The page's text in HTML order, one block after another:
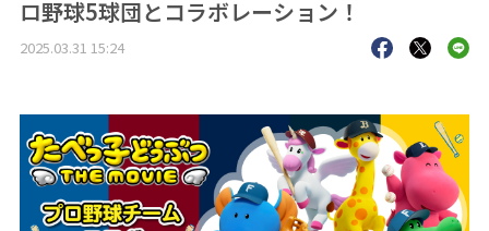
出版物
ロ野球5球団とコラボレーション！
2025.03.31 15:24